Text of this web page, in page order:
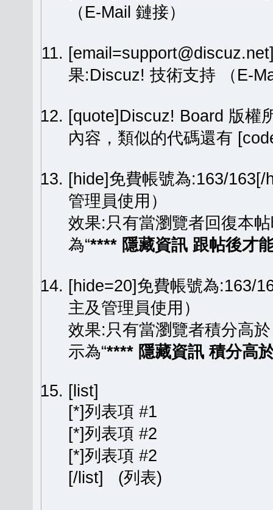
（E-Mail 鏈接）
果:Discuz! 技術支持 （E-
[quote]Discuz! Board 版
內容，類似的代碼還有
[hide]免費帳號為:163/
管理員使用）
效果:只有當瀏覽者回復本
為“**** 隱藏資訊 跟帖後才
[hide=20]免費帳號為:163/
主及管理員使用）
效果:只有當瀏覽者積分高
示為“**** 隱藏資訊 積分高
[list]
[*]列表項 #1
[*]列表項 #2
[*]列表項 #2
[/list] (列表)